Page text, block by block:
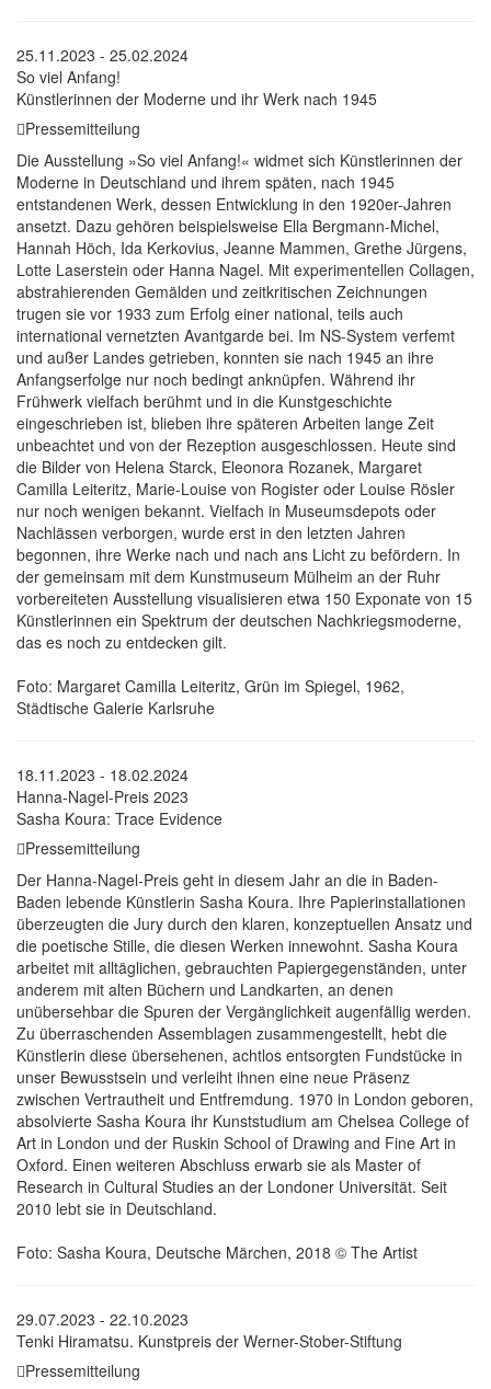
25.11.2023 - 25.02.2024
So viel Anfang!
Künstlerinnen der Moderne und ihr Werk nach 1945
Pressemitteilung
Die Ausstellung »So viel Anfang!« widmet sich Künstlerinnen der
Moderne in Deutschland und ihrem späten, nach 1945
entstandenen Werk, dessen Entwicklung in den 1920er-Jahren
ansetzt. Dazu gehören beispielsweise Ella Bergmann-Michel,
Hannah Höch, Ida Kerkovius, Jeanne Mammen, Grethe Jürgens,
Lotte Laserstein oder Hanna Nagel. Mit experimentellen Collagen,
abstrahierenden Gemälden und zeitkritischen Zeichnungen
trugen sie vor 1933 zum Erfolg einer national, teils auch
international vernetzten Avantgarde bei. Im NS-System verfemt
und außer Landes getrieben, konnten sie nach 1945 an ihre
Anfangserfolge nur noch bedingt anknüpfen. Während ihr
Frühwerk vielfach berühmt und in die Kunstgeschichte
eingeschrieben ist, blieben ihre späteren Arbeiten lange Zeit
unbeachtet und von der Rezeption ausgeschlossen. Heute sind
die Bilder von Helena Starck, Eleonora Rozanek, Margaret
Camilla Leiteritz, Marie-Louise von Rogister oder Louise Rösler
nur noch wenigen bekannt. Vielfach in Museumsdepots oder
Nachlässen verborgen, wurde erst in den letzten Jahren
begonnen, ihre Werke nach und nach ans Licht zu befördern. In
der gemeinsam mit dem Kunstmuseum Mülheim an der Ruhr
vorbereiteten Ausstellung visualisieren etwa 150 Exponate von 15
Künstlerinnen ein Spektrum der deutschen Nachkriegsmoderne,
das es noch zu entdecken gilt.
Foto: Margaret Camilla Leiteritz, Grün im Spiegel, 1962,
Städtische Galerie Karlsruhe
18.11.2023 - 18.02.2024
Hanna-Nagel-Preis 2023
Sasha Koura: Trace Evidence
Pressemitteilung
Der Hanna-Nagel-Preis geht in diesem Jahr an die in Baden-
Baden lebende Künstlerin Sasha Koura. Ihre Papierinstallationen
überzeugten die Jury durch den klaren, konzeptuellen Ansatz und
die poetische Stille, die diesen Werken innewohnt. Sasha Koura
arbeitet mit alltäglichen, gebrauchten Papiergegenständen, unter
anderem mit alten Büchern und Landkarten, an denen
unübersehbar die Spuren der Vergänglichkeit augenfällig werden.
Zu überraschenden Assemblagen zusammengestellt, hebt die
Künstlerin diese übersehenen, achtlos entsorgten Fundstücke in
unser Bewusstsein und verleiht ihnen eine neue Präsenz
zwischen Vertrautheit und Entfremdung. 1970 in London geboren,
absolvierte Sasha Koura ihr Kunststudium am Chelsea College of
Art in London und der Ruskin School of Drawing and Fine Art in
Oxford. Einen weiteren Abschluss erwarb sie als Master of
Research in Cultural Studies an der Londoner Universität. Seit
2010 lebt sie in Deutschland.
Foto: Sasha Koura, Deutsche Märchen, 2018 © The Artist
29.07.2023 - 22.10.2023
Tenki Hiramatsu. Kunstpreis der Werner-Stober-Stiftung
Pressemitteilung